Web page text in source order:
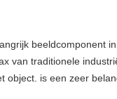
beeldcomponent
van traditionele
object. is een zeer